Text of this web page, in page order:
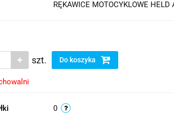
RĘKAWICE MOTOCYKLOWE
szt. Do koszyka
0